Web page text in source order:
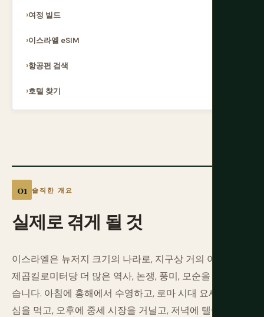
솔직한 개요
실제로겪게 될 것
이스라엘은 뉴저지 크기의 나라로, 지구상 거의 어디보다
제곱킬로미터당 더 많은 역사, 논쟁, 풍미, 모순을 담고 있
습니다. 아침에 홍해에서 수영하고, 로마 시대 요새에서 점
심을 먹고, 오후에 중세 시장을 거닐고, 저녁에 텔아비브 옥
여정 빌드
이스라엘 eSIM
항공편 검색
호텔 찾기